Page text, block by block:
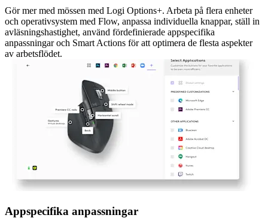
Gör mer med mössen med Logi Options+. Arbeta på flera enheter
och operativsystem med Flow, anpassa individuella knappar, ställ in
avläsningshastighet, använd fördefinierade appspecifika
anpassningar och Smart Actions för att optimera de flesta aspekter
av arbetsflödet.
Appspecifika anpassningar